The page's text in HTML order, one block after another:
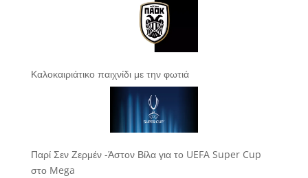
Καλοκαιριάτικο παιχνίδι με την φωτιά
Παρί Σεν Ζερμέν -Άστον Βίλα για το UEFA Super Cup
στο Mega